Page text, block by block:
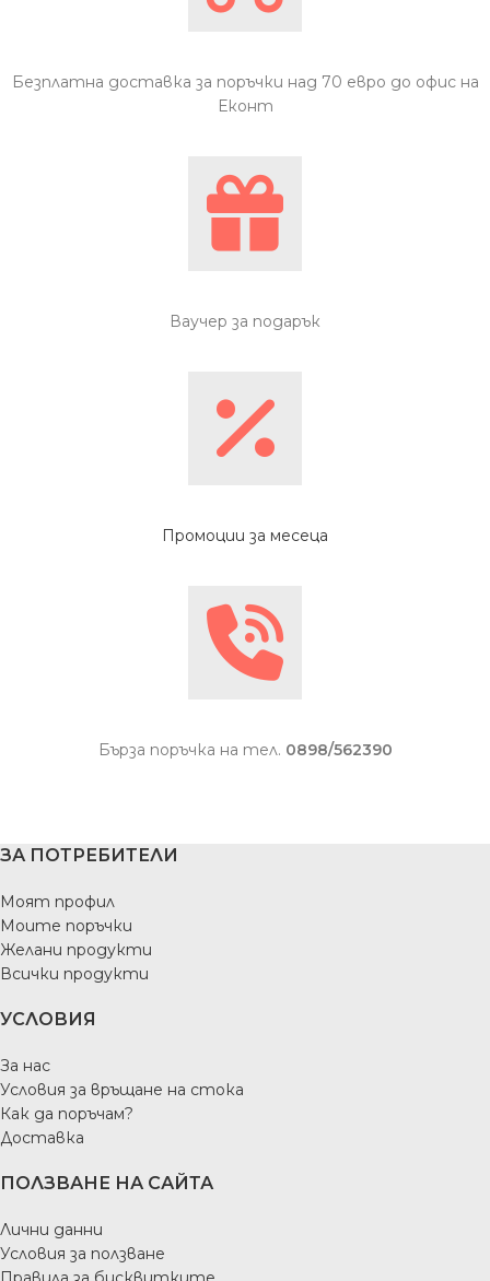
Безплатна доставка за поръчки над 70 евро до офис на
Еконт
Ваучер за подарък
Промоции за месеца
Бърза поръчка на тел. 0898/562390
ЗА ПОТРЕБИТЕЛИ
Моят профил
Моите поръчки
Желани продукти
Всички продукти
УСЛОВИЯ
За нас
Условия за връщане на стока
Как да поръчам?
Доставка
ПОЛЗВАНЕ НА САЙТА
Лични данни
Условия за ползване